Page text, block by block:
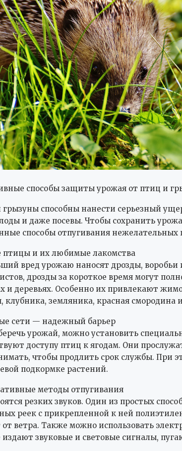
способы защиты урожая от птиц и
способны нанести серьезный
и даже посевы. Чтобы сохранить
способы отпугивания нежелательных
птицы и их любимые лакомства
вред урожаю наносят дрозды,
дрозды за короткое время могут
и деревьях. Особенно их привлекают
клубника, земляника, красная смородина
сети — надежный барьер
урожай, можно установить
доступу птиц к ягодам. Они
чтобы продлить срок службы. При
подкормке растений.
методы отпугивания
резких звуков. Один из простых
реек с прикрепленной к ней
ветра. Также можно использовать
издают звуковые и световые сигналы,